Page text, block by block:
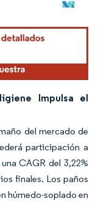
según CC BY 4.0.
Impulsa el
del mercado de
participación a
CAGR del 3,22%
finales. Los paños
húmedo-soplado en